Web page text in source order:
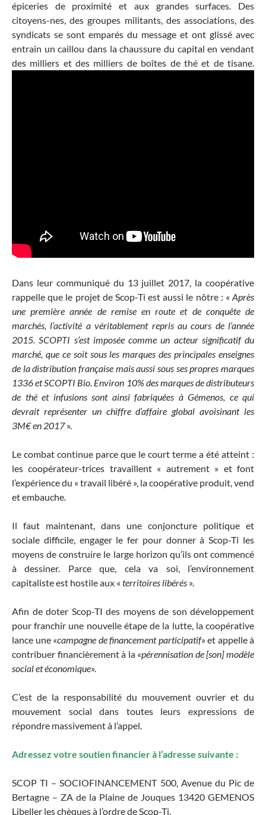
épiceries de proximité et aux grandes surfaces. Des
citoyens-nes, des groupes militants, des associations, des
syndicats se sont emparés du message et ont glissé avec
entrain un caillou dans la chaussure du capital en vendant
des milliers et des milliers de boîtes de thé et de tisane.
Dans leur communiqué du 13 juillet 2017, la coopérative
rappelle que le projet de Scop-Ti est aussi le nôtre : « Après
une première année de remise en route et de conquête de
marchés, l’activité a véritablement repris au cours de l’année
2015. SCOPTI s’est imposée comme un acteur significatif du
marché, que ce soit sous les marques des principales enseignes
de la distribution française mais aussi sous ses propres marques
1336 et SCOPTI Bio. Environ 10% des marques de distributeurs
de thé et infusions sont ainsi fabriquées à Gémenos, ce qui
devrait représenter un chiffre d’affaire global avoisinant les
3M€ en 2017».
Le combat continue parce que le court terme a été atteint :
les coopérateur-trices travaillent « autrement » et font
l’expérience du « travail libéré », la coopérative produit, vend
et embauche.
Il faut maintenant, dans une conjoncture politique et
sociale difficile, engager le fer pour donner à Scop-Ti les
moyens de construire le large horizon qu’ils ont commencé
à dessiner. Parce que, cela va soi, l’environnement
capitaliste est hostile aux « territoires libérés ».
Afin de doter Scop-TI des moyens de son développement
pour franchir une nouvelle étape de la lutte, la coopérative
lance une «campagne de financement participatif» et appelle à
contribuer financièrement à la «pérennisation de [son] modèle
social et économique».
C’est de la responsabilité du mouvement ouvrier et du
mouvement social dans toutes leurs expressions de
répondre massivement à l’appel.
Adressez votre soutien financier à l’adresse suivante :
SCOP TI – SOCIOFINANCEMENT 500, Avenue du Pic de
Bertagne – ZA de la Plaine de Jouques 13420 GEMENOS
Libeller les chèques à l’ordre de Scop-Ti.